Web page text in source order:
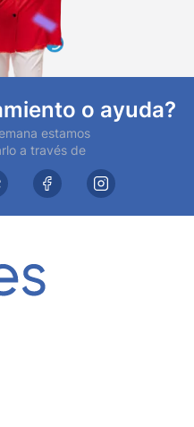
o ayuda?
estamos
a través de